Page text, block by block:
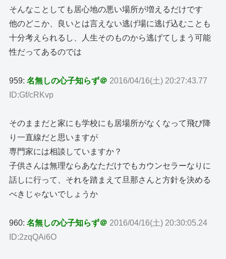
そんなことしても居心地の悪い場所が増えるだけです
他のどこか、良いとは言えない逃げ場に逃げ込むことも
十分考えられるし、人生そのものから逃げてしまう可能
性だってあるのでは
959:名無しの心子知らず＠ 2016/04/16(土) 20:27:43.77
ID:Gf/cRKvp
そのままだと家にも学校にも居場所がなくなって飛び降
り一直線だと思いますが
専門家には相談していますか？
子供さんは無理ならあなただけでもカウンセラーなりに
話しに行って、それを踏まえて旦那さんと方針を決める
べきじゃないでしょうか
960:名無しの心子知らず＠ 2016/04/16(土) 20:30:05.24
ID:2zqQAi6O